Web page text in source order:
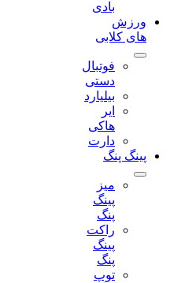
ورزش
های کلابی
فوتبال
دستی
بیلیارد
دارت
پینگ پنگ
میز
راکت
توپ